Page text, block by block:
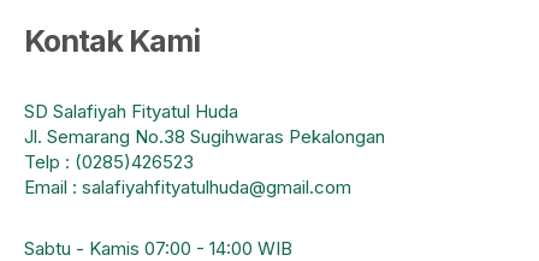
Kontak Kami
SD Salafiyah Fityatul Huda
Jl. Semarang No.38 Sugihwaras Pekalongan
Telp : (0285)426523
Email : salafiyahfityatulhuda@gmail.com
Sabtu - Kamis 07:00 - 14:00 WIB